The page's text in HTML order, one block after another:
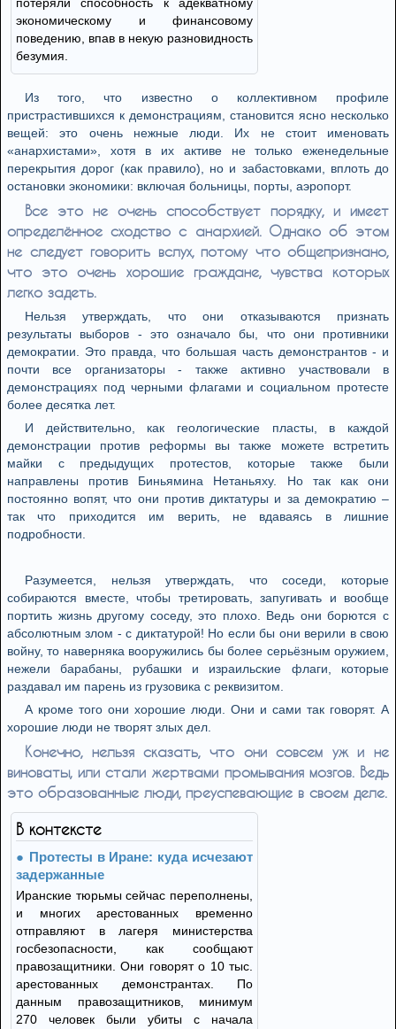
экономическому и финансовому
поведению, впав в некую разновидность
безумия.
Из того, что известно о коллективном профиле
пристрастившихся к демонстрациям, становится ясно несколько
вещей: это очень нежные люди. Их не стоит именовать
«анархистами», хотя в их активе не только еженедельные
перекрытия дорог (как правило), но и забастовками, вплоть до
остановки экономики: включая больницы, порты, аэропорт.
Все это не очень способствует порядку, и имеет
определённое сходство с анархией. Однако об этом
не следует говорить вслух, потому что общепризнано,
что это очень хорошие граждане, чувства которых
легко задеть.
Нельзя утверждать, что они отказываются признать
результаты выборов - это означало бы, что они противники
демократии. Это правда, что большая часть демонстрантов - и
почти все организаторы - также активно участвовали в
демонстрациях под черными флагами и социальном протесте
более десятка лет.
И действительно, как геологические пласты, в каждой
демонстрации против реформы вы также можете встретить
майки с предыдущих протестов, которые также были
направлены против Биньямина Нетаньяху. Но так как они
постоянно вопят, что они против диктатуры и за демократию –
так что приходится им верить, не вдаваясь в лишние
подробности.
Разумеется, нельзя утверждать, что соседи, которые
собираются вместе, чтобы третировать, запугивать и вообще
портить жизнь другому соседу, это плохо. Ведь они борются с
абсолютным злом - с диктатурой! Но если бы они верили в свою
войну, то наверняка вооружились бы более серьёзным оружием,
нежели барабаны, рубашки и израильские флаги, которые
раздавал им парень из грузовика с реквизитом.
А кроме того они хорошие люди. Они и сами так говорят. А
хорошие люди не творят злых дел.
Конечно, нельзя сказать, что они совсем уж и не
виноваты, или стали жертвами промывания мозгов. Ведь
это образованные люди, преуспевающие в своем деле.
В контексте
Протесты в Иране: куда исчезают
задержанные
Иранские тюрьмы сейчас переполнены,
и многих арестованных временно
отправляют в лагеря министерства
госбезопасности, как сообщают
правозащитники. Они говорят о 10 тыс.
арестованных демонстрантах. По
данным правозащитников, минимум
270 человек были убиты с начала